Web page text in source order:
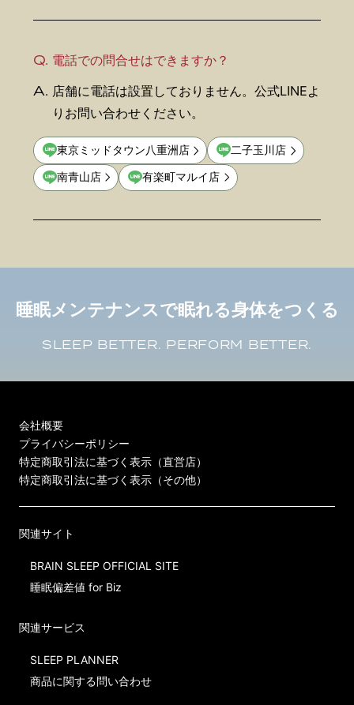
Q. 電話での問合せはできますか？
A. 店舗に電話は設置しておりません。公式LINEよ
りお問い合わせください。
東京ミッドタウン八重洲店 二子玉川店
南青山店 有楽町マルイ店
睡眠メンテナンスで眠れる身体をつくる
SLEEP BETTER. PERFORM BETTER.
会社概要
プライバシーポリシー
特定商取引法に基づく表示（直営店）
特定商取引法に基づく表示（その他）
関連サイト
BRAIN SLEEP OFFICIAL SITE
睡眠偏差値 for Biz
関連サービス
SLEEP PLANNER
商品に関する問い合わせ